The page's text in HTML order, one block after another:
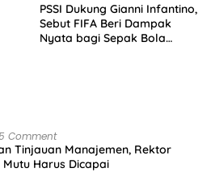
PSSI Dukung Gianni Infantino,
Sebut FIFA Beri Dampak
Nyata bagi Sepak Bola
Comment
Tinjauan Manajemen, Rektor
Harus Dicapai